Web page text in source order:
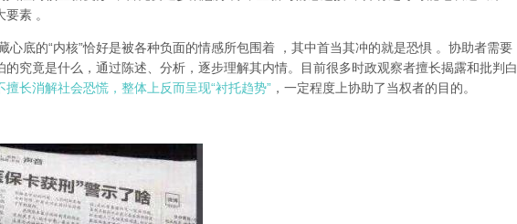
要素 。
心底的“内核”恰好是被各种负面的情感所包围着 ，其中首当其冲的就是恐惧 。协助者需要
的究竟是什么，通过陈述、分析，逐步理解其内情。目前很多时政观察者擅长揭露和批判白
擅长消解社会恐慌，整体上反而呈现“衬托趋势” ，一定程度上协助了当权者的目的。